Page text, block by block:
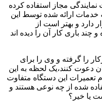
مجاز استفاده کرده
خدمات ارائه شده توسط این
دارد و بهتر است از
چند باری کار آن را دیده اند
را گرفته و وی را برای
دعوت کنند،یک لحظه به این
تعمیرات این دستگاه متفاوت
شده از چه نوعی هستند و
یا خیر؟